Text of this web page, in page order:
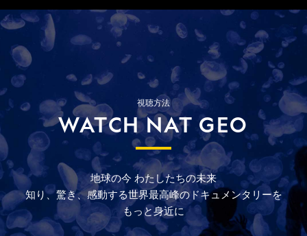
視聴方法
WATCH NAT GEO
地球の今 わたしたちの未来
知り、驚き、感動する世界最高峰のドキュメンタリーを
もっと身近に